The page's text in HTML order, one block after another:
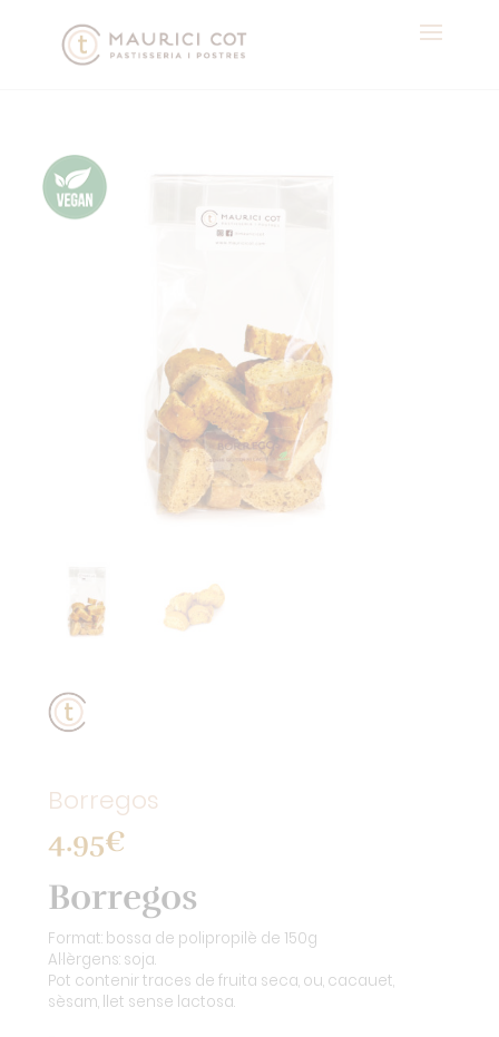
Borregos
4.95€
Borregos
Format: bossa de polipropilè de 150g
Al·lèrgens: soja.
Pot contenir traces de fruita seca, ou, cacauet,
sèsam, llet sense lactosa.